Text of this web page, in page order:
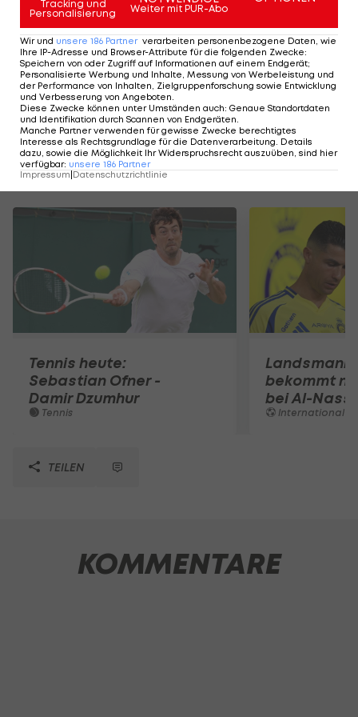
Kraftvolle
Olympia-
Generalprobe
Skispringen
Mehr zum Thema
Tennis heute:
Sebastian Ofner -
Damir Dzumhur
Tennis
bekommt
bei Al-Nassr
International
TEILEN
KOMMENTARE
Tracking und
Personalisierung
Weiter mit PUR-Abo
Wir und unsere 186 Partner verarbeiten personenbezogene Daten, wie
Ihre IP-Adresse und Browser-Attribute für die folgenden Zwecke:
Speichern von oder Zugriff auf Informationen auf einem Endgerät;
Personalisierte Werbung und Inhalte, Messung von Werbeleistung und
der Performance von Inhalten, Zielgruppenforschung sowie Entwicklung
und Verbesserung von Angeboten
Diese Zwecke können unter Umständen auch: Genaue Standortdaten
und Identifikation durch Scannen von Endgeräten
Manche Partner verwenden für gewisse Zwecke berechtigtes
Interesse als Rechtsgrundlage für die Datenverarbeitung. Details
dazu, sowie die Möglichkeit Ihr Widerspruchsrecht auszuüben, sind hier
verfügbar: unsere 186 Partner
Impressum|Datenschutzrichtlinie